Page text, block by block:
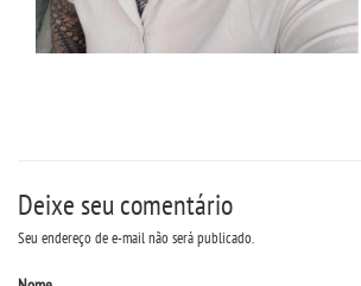
Deixe seu comentário
Seu endereço de e-mail não será publicado.